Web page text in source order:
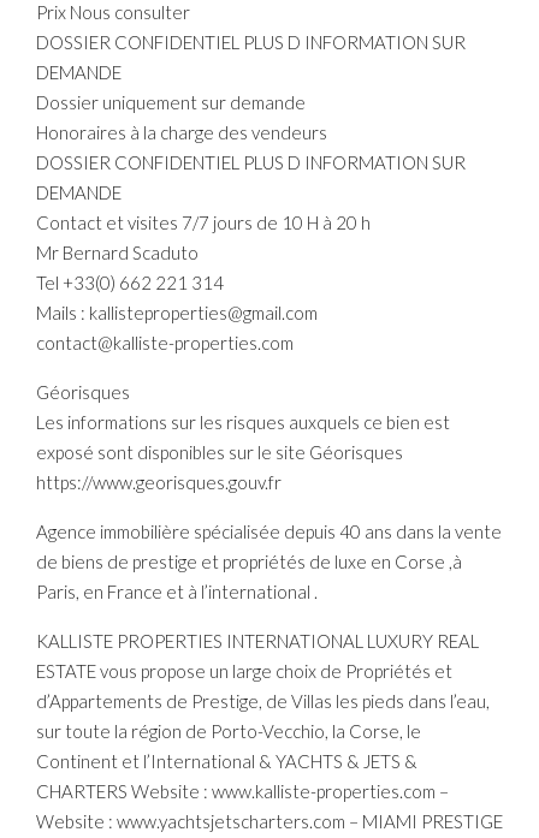
Prix Nous consulter
DOSSIER CONFIDENTIEL PLUS D INFORMATION SUR
DEMANDE
Dossier uniquement sur demande
Honoraires à la charge des vendeurs
DOSSIER CONFIDENTIEL PLUS D INFORMATION SUR
DEMANDE
Contact et visites 7/7 jours de 10 H à 20 h
Mr Bernard Scaduto
Tel +33(0) 662 221 314
Mails : kallisteproperties@gmail.com
contact@kalliste-properties.com
Géorisques
Les informations sur les risques auxquels ce bien est
exposé sont disponibles sur le site Géorisques
https://www.georisques.gouv.fr
Agence immobilière spécialisée depuis 40 ans dans la vente
de biens de prestige et propriétés de luxe en Corse ,à
Paris, en France et à l’international .
KALLISTE PROPERTIES INTERNATIONAL LUXURY REAL
ESTATE vous propose un large choix de Propriétés et
d’Appartements de Prestige, de Villas les pieds dans l’eau,
sur toute la région de Porto-Vecchio, la Corse, le
Continent et l’International & YACHTS & JETS &
CHARTERS Website : www.kalliste-properties.com –
Website : www.yachtsjetscharters.com – MIAMI PRESTIGE